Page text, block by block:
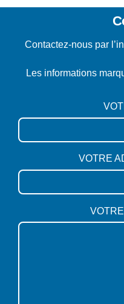
Contactez-nous par
Les informations
VOTRE